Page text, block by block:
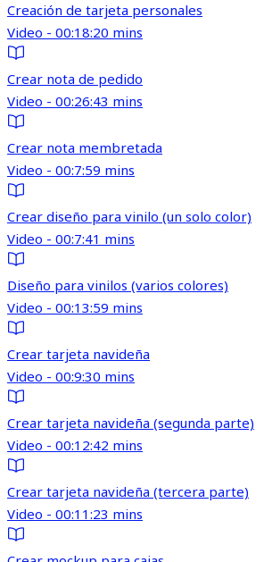
Creación de tarjeta personales
Video - 00:18:20 mins
Crear nota de pedido
Video - 00:26:43 mins
Crear nota membretada
Video - 00:7:59 mins
Crear diseño para vinilo (un solo color)
Video - 00:7:41 mins
Diseño para vinilos (varios colores)
Video - 00:13:59 mins
Crear tarjeta navideña
Video - 00:9:30 mins
Crear tarjeta navideña (segunda parte)
Video - 00:12:42 mins
Crear tarjeta navideña (tercera parte)
Video - 00:11:23 mins